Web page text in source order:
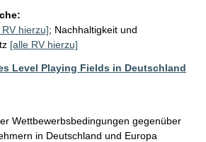
RV hierzu]; Nachhaltigkeit und
[alle RV hierzu]
Level Playing Fields in Deutschland
Wettbewerbsbedingungen gegenüber
in Deutschland und Europa